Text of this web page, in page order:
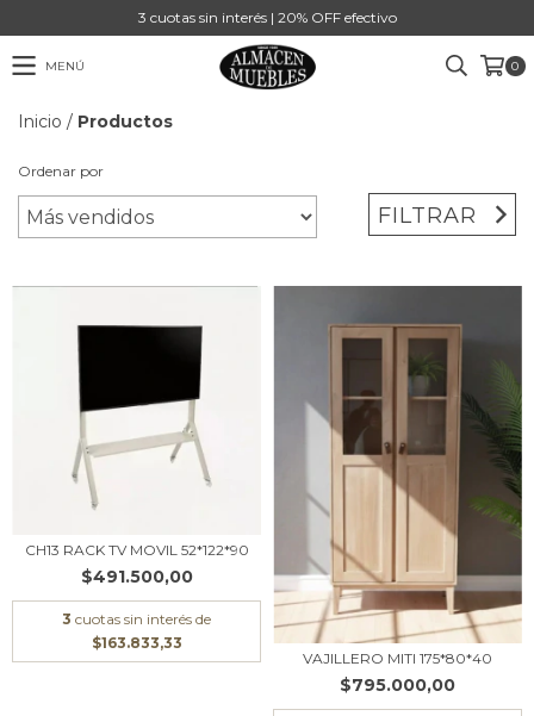
3 cuotas sin interés | 20% OFF efectivo
MENÚ 0
Inicio / Productos
Ordenar por
FILTRAR
CH13 RACK TV MOVIL 52*122*90
$491.500,00
3 cuotas sin interés de
$163.833,33
VAJILLERO MITI 175*80*40
$795.000,00